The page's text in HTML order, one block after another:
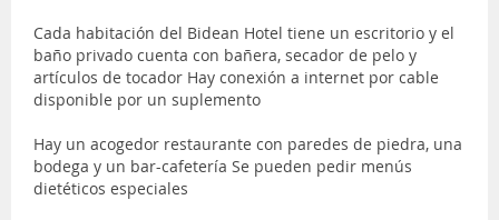
Cada habitación del Bidean Hotel tiene un escritorio y el
baño privado cuenta con bañera, secador de pelo y
artículos de tocador Hay conexión a internet por cable
disponible por un suplemento
Hay un acogedor restaurante con paredes de piedra, una
bodega y un bar-cafetería Se pueden pedir menús
dietéticos especiales